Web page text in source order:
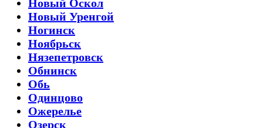
Новый Оскол
Новый Уренгой
Ногинск
Ноябрьск
Нязепетровск
Обнинск
Обь
Одинцово
Ожерелье
Озерск